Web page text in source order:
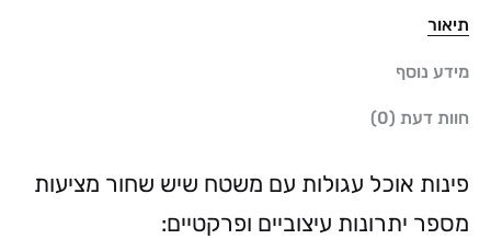
תיאור
מידע נוסף
חוות דעת (0)
פינות אוכל עגולות עם משטח שיש שחור מציעות
מספר יתרונות עיצוביים ופרקטיים: